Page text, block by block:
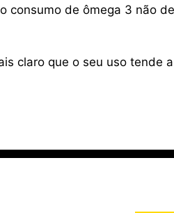
consumo de ômega 3 não
claro que o seu uso tende